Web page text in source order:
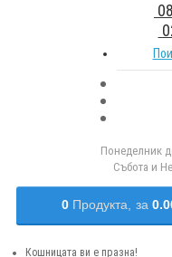
Понеделник
Събота и
0 Продукта, за
Кошницата ви е празна!